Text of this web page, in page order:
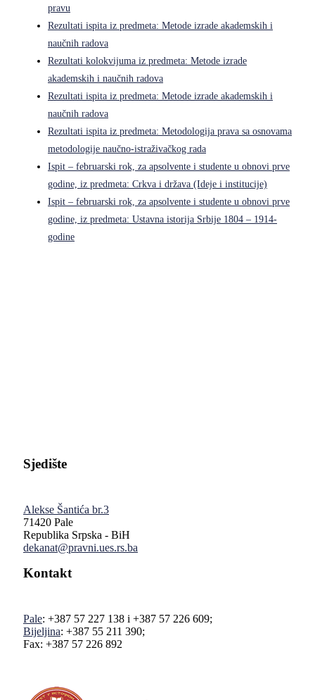
pravu
Rezultati ispita iz predmeta: Metode izrade akademskih i
naučnih radova
Rezultati kolokvijuma iz predmeta: Metode izrade
akademskih i naučnih radova
Rezultati ispita iz predmeta: Metode izrade akademskih i
naučnih radova
Rezultati ispita iz predmeta: Metodologija prava sa osnovama
metodologije naučno-istraživačkog rada
Ispit – februarski rok, za apsolvente i studente u obnovi prve
godine, iz predmeta: Crkva i država (Ideje i institucije)
Ispit – februarski rok, za apsolvente i studente u obnovi prve
godine, iz predmeta: Ustavna istorija Srbije 1804 – 1914-
godine
Sjedište
Alekse Šantića br.3
71420 Pale
Republika Srpska - BiH
dekanat@pravni.ues.rs.ba
Kontakt
Pale: +387 57 227 138 i +387 57 226 609;
Bijeljina: +387 55 211 390;
Fax: +387 57 226 892